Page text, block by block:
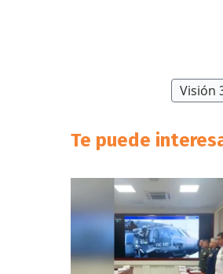
Visión
Te puede